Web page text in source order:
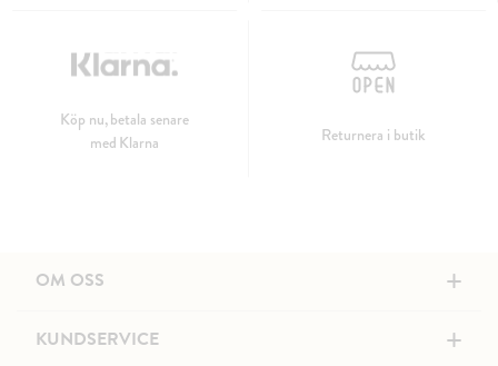
Köp nu, betala senare
med Klarna
Returnera i butik
OM OSS +
KUNDSERVICE +